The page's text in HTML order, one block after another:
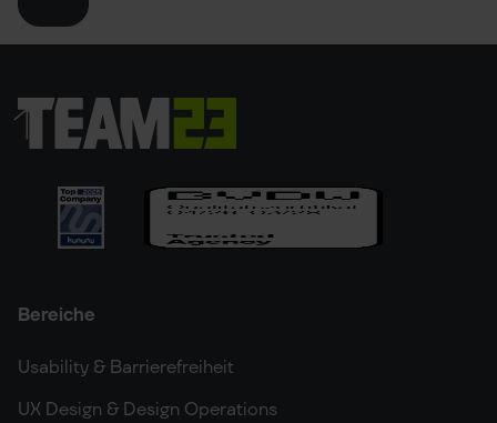
Bereiche
Usability & Barrierefreiheit
UX Design & Design Operations